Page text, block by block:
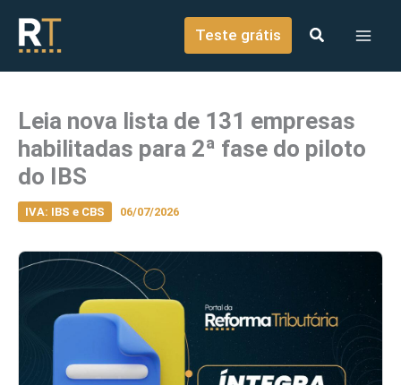
conteúdo
Teste grátis
Leia nova lista de 131 empresas
habilitadas para 2ª fase do piloto
do IBS
IVA: IBS e CBS 06/07/2026